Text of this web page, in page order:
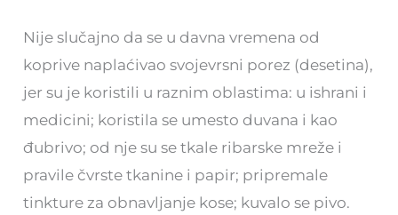
Nije slučajno da se u davna vremena od
koprive naplaćivao svojevrsni porez (desetina),
jer su je koristili u raznim oblastima: u ishrani i
medicini; koristila se umesto duvana i kao
đubrivo; od nje su se tkale ribarske mreže i
pravile čvrste tkanine i papir; pripremale
tinkture za obnavljanje kose; kuvalo se pivo.